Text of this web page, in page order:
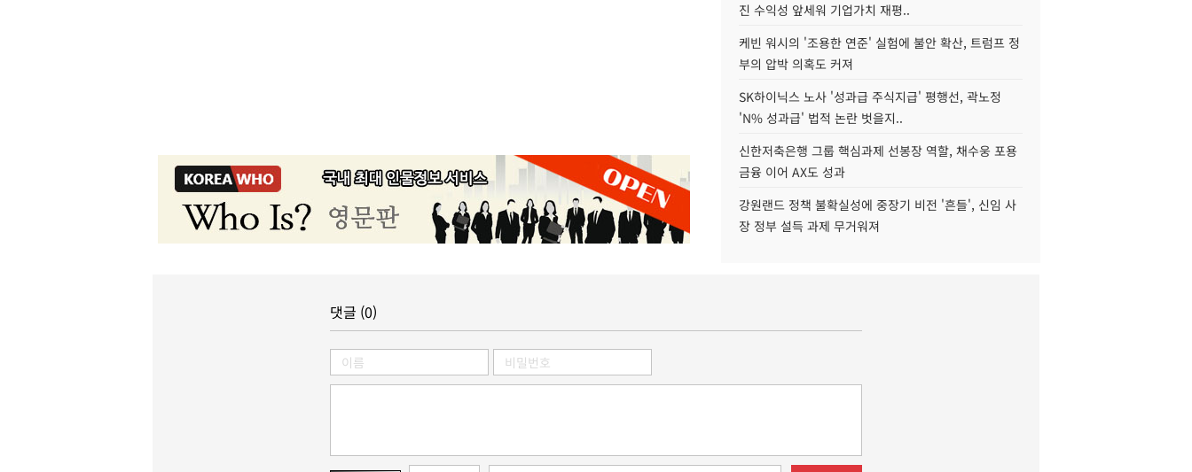
진 수익성 앞세워 기업가치 재평..
케빈 워시의 '조용한 연준' 실험에 불안 확산, 트럼프 정
부의 압박 의혹도 커져
SK하이닉스 노사 '성과급 주식지급' 평행선, 곽노정
'N% 성과급' 법적 논란 벗을지..
신한저축은행 그룹 핵심과제 선봉장 역할, 채수웅 포용
금융 이어 AX도 성과
강원랜드 정책 불확실성에 중장기 비전 '흔들', 신임 사
장 정부 설득 과제 무거워져
댓글 (0)